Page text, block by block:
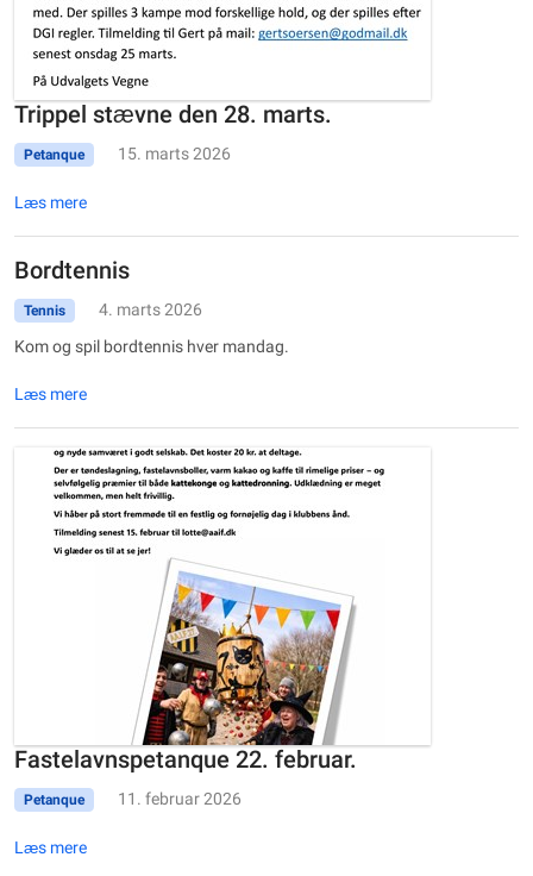
Trippel stævne den 28. marts.
Petanque 15. marts 2026
Læs mere
Bordtennis
Tennis
4. marts 2026
Kom og spil bordtennis hver mandag.
Læs mere
Fastelavnspetanque 22. februar.
Petanque 11. februar 2026
Læs mere